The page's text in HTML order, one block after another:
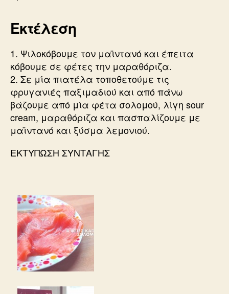
Εκτέλεση
1. Ψιλοκόβουμε τον μαϊντανό και έπειτα
κόβουμε σε φέτες την μαραθόριζα.
2. Σε μία πιατέλα τοποθετούμε τις
φρυγανιές παξιμαδιού και από πάνω
βάζουμε από μία φέτα σολομού, λίγη sour
cream, μαραθόριζα και πασπαλίζουμε με
μαϊντανό και ξύσμα λεμονιού.
ΕΚΤΥΠΩΣΗ ΣΥΝΤΑΓΗΣ